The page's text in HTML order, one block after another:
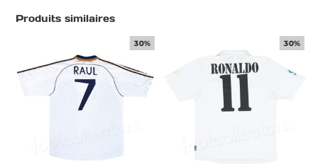
Produits similaires
30% 30%